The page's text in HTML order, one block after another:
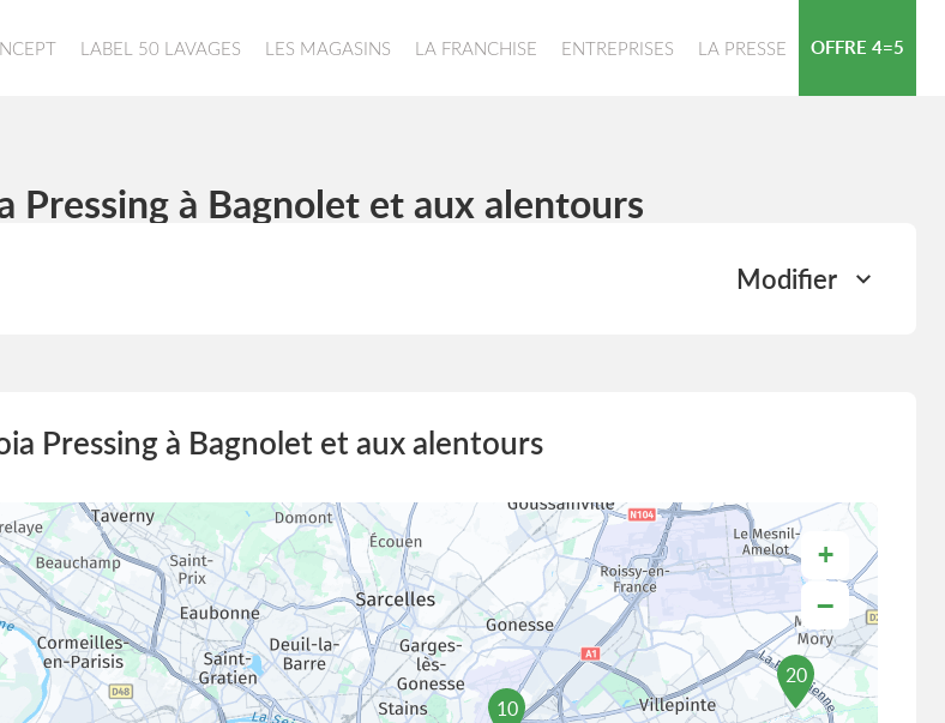
LABEL 50 LAVAGES LES MAGASINS LA FRANCHISE ENTREPRISES LA PRESSE OFFRE 4=5
Pressing à Bagnolet et aux alentours
Modifier
Pressing à Bagnolet et aux alentours
20
10
+
−